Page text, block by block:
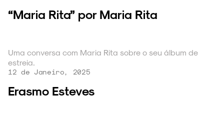
“Maria Rita” por Maria Rita
Uma conversa com Maria Rita sobre o seu álbum de
estreia.
12 de Janeiro, 2025
Erasmo Esteves